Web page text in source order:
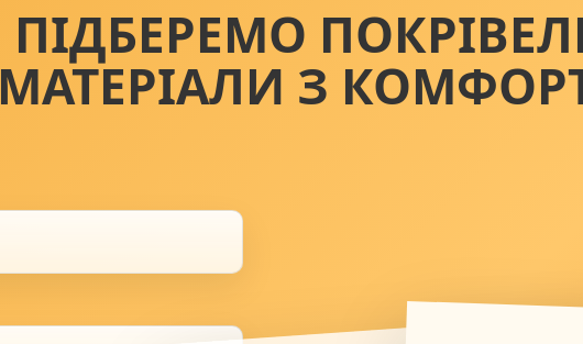
ПІДБЕРЕМО
МАТЕРІАЛИ З